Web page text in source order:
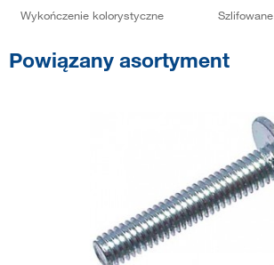
Wykończenie kolorystyczne Szlifowane
Powiązany asortyment